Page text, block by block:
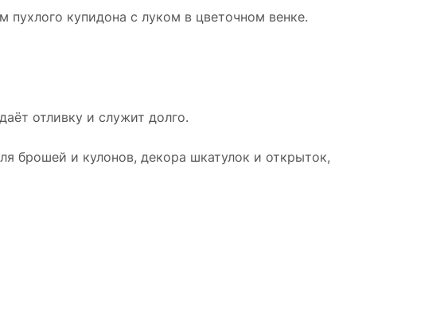
купидона с луком в цветочном венке.
отливку и служит долго.
брошей и кулонов, декора шкатулок и открыток,